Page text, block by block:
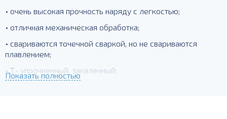
• очень высокая прочность наряду с легкостью;
• отличная механическая обработка;
• свариваются точечной сваркой, но не свариваются
плавлением;
• Т- упрочненный, закаленный;
Показать полностью